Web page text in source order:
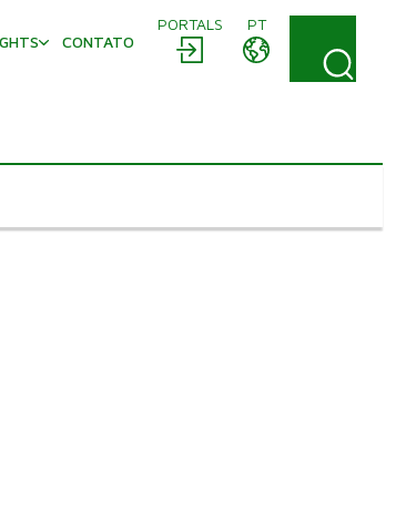
PORTALS
PT
CONTATO